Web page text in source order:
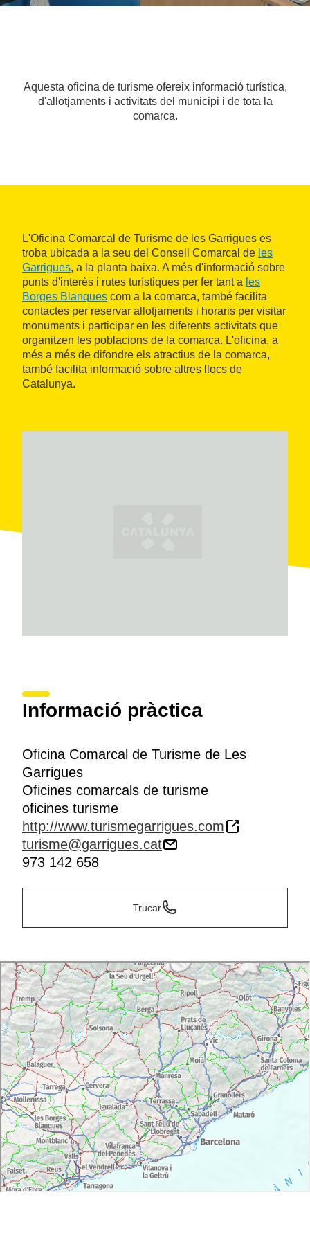
Aquesta oficina de turisme ofereix informació turística,
d'allotjaments i activitats del municipi i de tota la
comarca.
L'Oficina Comarcal de Turisme de les Garrigues es
troba ubicada a la seu del Consell Comarcal de les
Garrigues, a la planta baixa. A més d'informació sobre
punts d'interès i rutes turístiques per fer tant a les
Borges Blanques com a la comarca, també facilita
contactes per reservar allotjaments i horaris per visitar
monuments i participar en les diferents activitats que
organitzen les poblacions de la comarca. L'oficina, a
més a més de difondre els atractius de la comarca,
també facilita informació sobre altres llocs de
Catalunya.
Informació pràctica
Oficina Comarcal de Turisme de Les
Garrigues
Oficines comarcals de turisme
oficines turisme
http://www.turismegarrigues.com
turisme@garrigues.cat
973 142 658
Trucar